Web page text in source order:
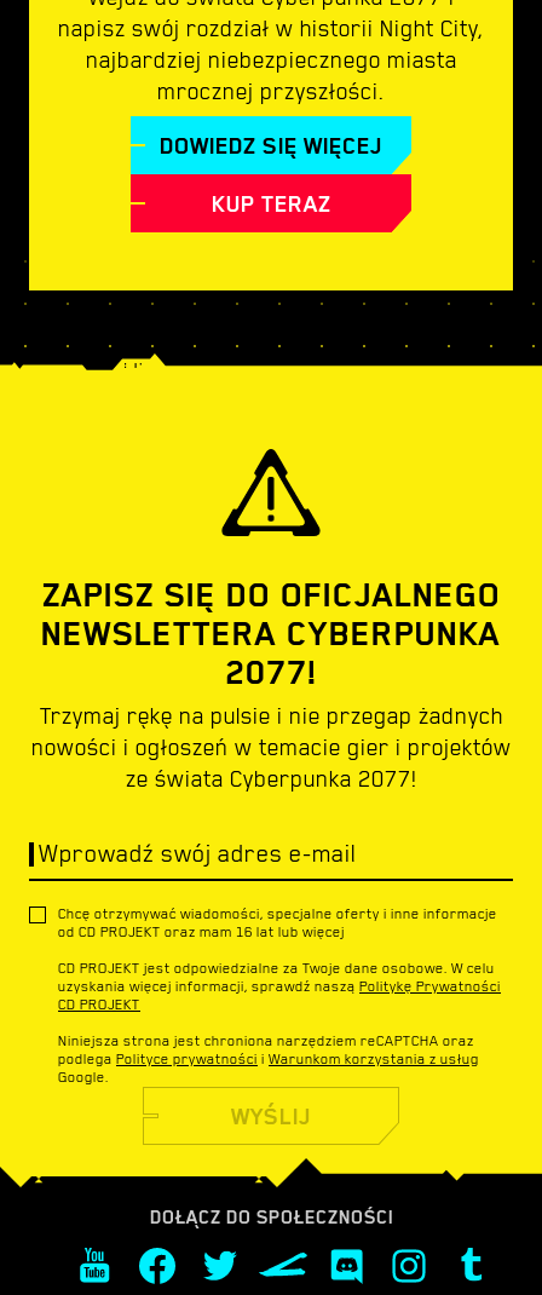
napisz swój rozdział w historii Night City,
najbardziej niebezpiecznego miasta
mrocznej przyszłości.
DOWIEDZ SIĘ WIĘCEJ
KUP TERAZ
ZAPISZ SIĘ DO OFICJALNEGO
NEWSLETTERA CYBERPUNKA
2077!
Trzymaj rękę na pulsie i nie przegap żadnych
nowości i ogłoszeń w temacie gier i projektów
ze świata Cyberpunka 2077!
Wprowadź swój adres e-mail
Chcę otrzymywać wiadomości, specjalne oferty i inne informacje
od CD PROJEKT oraz mam 16 lat lub więcej
CD PROJEKT jest odpowiedzialne za Twoje dane osobowe. W celu
uzyskania więcej informacji, sprawdź naszą Politykę Prywatności
CD PROJEKT
Niniejsza strona jest chroniona narzędziem reCAPTCHA oraz
podlega Polityce prywatności i Warunkom korzystania z usług
Google.
WYŚLIJ
DOŁĄCZ DO SPOŁECZNOŚCI